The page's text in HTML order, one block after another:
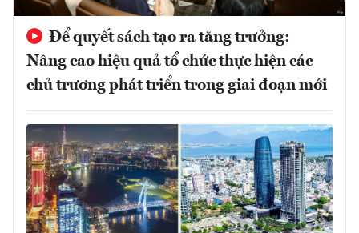
Để quyết sách tạo ra tăng trưởng:
Nâng cao hiệu quả tổ chức thực hiện các
chủ trương phát triển trong giai đoạn mới